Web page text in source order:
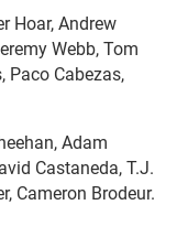
Hoar, Andrew
Webb, Tom
Paco Cabezas,
Adam
Castaneda, T.J.
Cameron Brodeur.